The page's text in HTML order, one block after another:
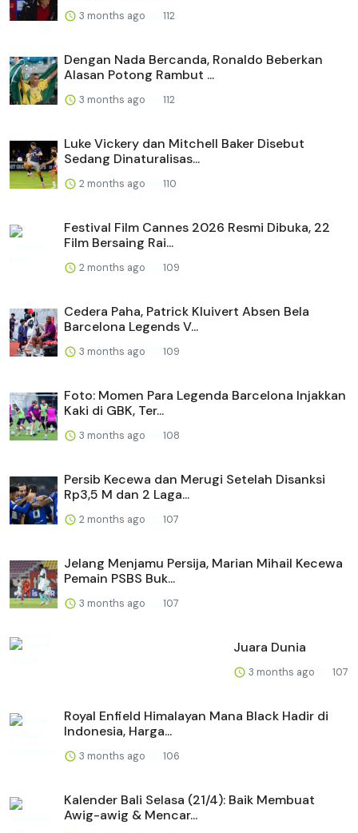
3 months ago 112
Dengan Nada Bercanda, Ronaldo Beberkan
Alasan Potong Rambut ...
3 months ago 112
Luke Vickery dan Mitchell Baker Disebut
Sedang Dinaturalisas...
2 months ago 110
Festival Film Cannes 2026 Resmi Dibuka, 22
Film Bersaing Rai...
2 months ago 109
Cedera Paha, Patrick Kluivert Absen Bela
Barcelona Legends V...
3 months ago 109
Foto: Momen Para Legenda Barcelona Injakkan
Kaki di GBK, Ter...
3 months ago 108
Persib Kecewa dan Merugi Setelah Disanksi
Rp3,5 M dan 2 Laga...
2 months ago 107
Jelang Menjamu Persija, Marian Mihail Kecewa
Pemain PSBS Buk...
3 months ago 107
Juara Dunia
3 months ago 107
Royal Enfield Himalayan Mana Black Hadir di
Indonesia, Harga...
3 months ago 106
Kalender Bali Selasa (21/4): Baik Membuat
Awig-awig & Mencar...